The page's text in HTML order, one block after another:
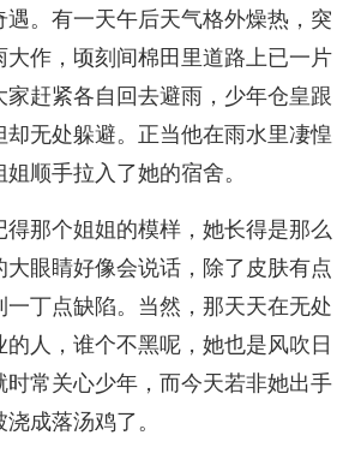
遇。有一天午后天气格外燥热，突
大作，顷刻间棉田里道路上已一片
家赶紧各自回去避雨，少年仓皇跟
却无处躲避。正当他在雨水里凄惶
顺手拉入了她的宿舍。
得那个姐姐的模样，她长得是那么
大眼睛好像会说话，除了皮肤有点
一丁点缺陷。当然，那天天在无处
人，谁个不黑呢，她也是风吹日
时常关心少年，而今天若非她出手
成落汤鸡了。